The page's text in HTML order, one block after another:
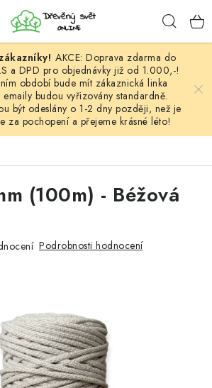
AKCE: Doprava zdarma do
a DPD pro objednávky již od 1.000,-!
období bude mít zákaznická linka
budou vyřizovány standardně.
být odeslány o 1-2 dny později, než je
za pochopení a přejeme krásné léto!
(100m) - Béžová
Podrobnosti hodnocení